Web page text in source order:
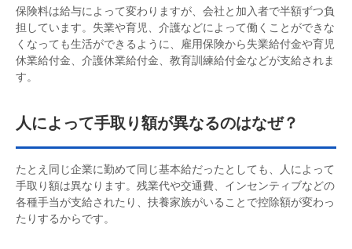
保険料は給与によって変わりますが、会社と加入者で半額ずつ負
担しています。失業や育児、介護などによって働くことができな
くなっても生活ができるように、雇用保険から失業給付金や育児
休業給付金、介護休業給付金、教育訓練給付金などが支給されま
す。
人によって手取り額が異なるのはなぜ？
たとえ同じ企業に勤めて同じ基本給だったとしても、人によって
手取り額は異なります。残業代や交通費、インセンティブなどの
各種手当が支給されたり、扶養家族がいることで控除額が変わっ
たりするからです。